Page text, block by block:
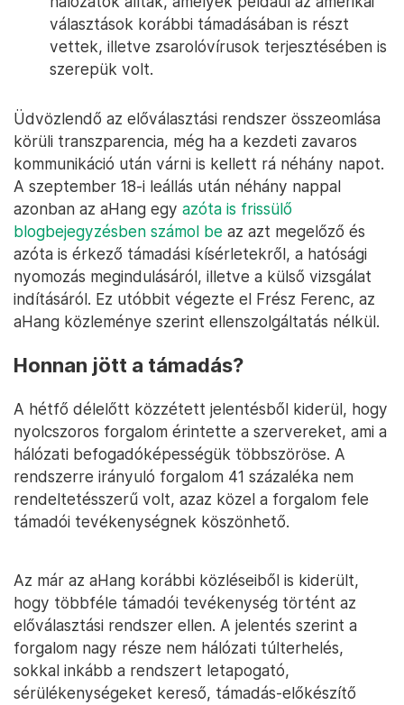
választások korábbi támadásában is részt
vettek, illetve zsarolóvírusok terjesztésében is
szerepük volt.
Üdvözlendő az előválasztási rendszer összeomlása
körüli transzparencia, még ha a kezdeti zavaros
kommunikáció után várni is kellett rá néhány napot.
A szeptember 18-i leállás után néhány nappal
azonban az aHang egy azóta is frissülő
blogbejegyzésben számol be az azt megelőző és
azóta is érkező támadási kísérletekről, a hatósági
nyomozás megindulásáról, illetve a külső vizsgálat
indításáról. Ez utóbbit végezte el Frész Ferenc, az
aHang közleménye szerint ellenszolgáltatás nélkül.
Honnan jött a támadás?
A hétfő délelőtt közzétett jelentésből kiderül, hogy
nyolcszoros forgalom érintette a szervereket, ami a
hálózati befogadóképességük többszöröse. A
rendszerre irányuló forgalom 41 százaléka nem
rendeltetésszerű volt, azaz közel a forgalom fele
támadói tevékenységnek köszönhető.
Az már az aHang korábbi közléseiből is kiderült,
hogy többféle támadói tevékenység történt az
előválasztási rendszer ellen. A jelentés szerint a
forgalom nagy része nem hálózati túlterhelés,
sokkal inkább a rendszert letapogató,
sérülékenységeket kereső, támadás-előkészítő